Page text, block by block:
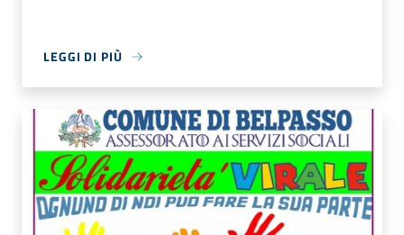
LEGGI DI PIÙ